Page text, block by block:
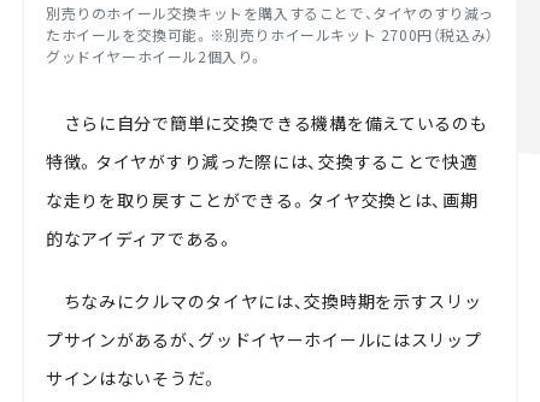
別売りのホイール交換キットを購入することで、タイヤのすり減っ
たホイールを交換可能。※別売りホイールキット 2700円（税込み）
グッドイヤーホイール2個入り。
さらに自分で簡単に交換できる機構を備えているのも
特徴。タイヤがすり減った際には、交換することで快適
な走りを取り戻すことができる。タイヤ交換とは、画期
的なアイディアである。
ちなみにクルマのタイヤには、交換時期を示すスリッ
プサインがあるが、グッドイヤーホイールにはスリップ
サインはないそうだ。